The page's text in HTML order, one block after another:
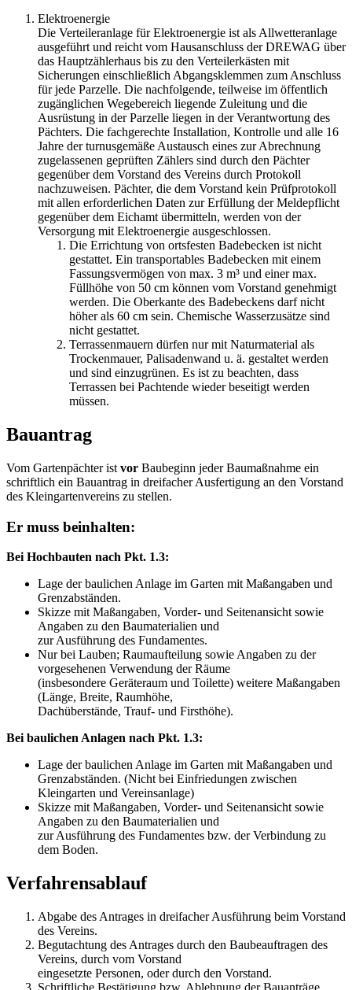
Elektroenergie
Die Verteileranlage für Elektroenergie ist als Allwetteranlage
ausgeführt und reicht vom Hausanschluss der DREWAG über
das Hauptzählerhaus bis zu den Verteilerkästen mit
Sicherungen einschließlich Abgangsklemmen zum Anschluss
für jede Parzelle. Die nachfolgende, teilweise im öffentlich
zugänglichen Wegebereich liegende Zuleitung und die
Ausrüstung in der Parzelle liegen in der Verantwortung des
Pächters. Die fachgerechte Installation, Kontrolle und alle 16
Jahre der turnusgemäße Austausch eines zur Abrechnung
zugelassenen geprüften Zählers sind durch den Pächter
gegenüber dem Vorstand des Vereins durch Protokoll
nachzuweisen. Pächter, die dem Vorstand kein Prüfprotokoll
mit allen erforderlichen Daten zur Erfüllung der Meldepflicht
gegenüber dem Eichamt übermitteln, werden von der
Versorgung mit Elektroenergie ausgeschlossen.
Die Errichtung von ortsfesten Badebecken ist nicht
gestattet. Ein transportables Badebecken mit einem
Fassungsvermögen von max. 3 m³ und einer max.
Füllhöhe von 50 cm können vom Vorstand genehmigt
werden. Die Oberkante des Badebeckens darf nicht
höher als 60 cm sein. Chemische Wasserzusätze sind
nicht gestattet.
Terrassenmauern dürfen nur mit Naturmaterial als
Trockenmauer, Palisadenwand u. ä. gestaltet werden
und sind einzugrünen. Es ist zu beachten, dass
Terrassen bei Pachtende wieder beseitigt werden
müssen.
Bauantrag
Vom Gartenpächter ist vor Baubeginn jeder Baumaßnahme ein
schriftlich ein Bauantrag in dreifacher Ausfertigung an den Vorstand
des Kleingartenvereins zu stellen.
Er muss beinhalten:
Bei Hochbauten nach Pkt. 1.3:
Lage der baulichen Anlage im Garten mit Maßangaben und
Grenzabständen.
Skizze mit Maßangaben, Vorder- und Seitenansicht sowie
Angaben zu den Baumaterialien und
zur Ausführung des Fundamentes.
Nur bei Lauben; Raumaufteilung sowie Angaben zu der
vorgesehenen Verwendung der Räume
(insbesondere Geräteraum und Toilette) weitere Maßangaben
(Länge, Breite, Raumhöhe,
Dachüberstände, Trauf- und Firsthöhe).
Bei baulichen Anlagen nach Pkt. 1.3:
Lage der baulichen Anlage im Garten mit Maßangaben und
Grenzabständen. (Nicht bei Einfriedungen zwischen
Kleingarten und Vereinsanlage)
Skizze mit Maßangaben, Vorder- und Seitenansicht sowie
Angaben zu den Baumaterialien und
zur Ausführung des Fundamentes bzw. der Verbindung zu
dem Boden.
Verfahrensablauf
Abgabe des Antrages in dreifacher Ausführung beim Vorstand
des Vereins.
Begutachtung des Antrages durch den Baubeauftragen des
Vereins, durch vom Vorstand
eingesetzte Personen, oder durch den Vorstand.